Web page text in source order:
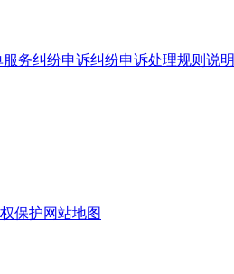
服务纠纷申诉纠纷申诉处理规则说明
保护网站地图